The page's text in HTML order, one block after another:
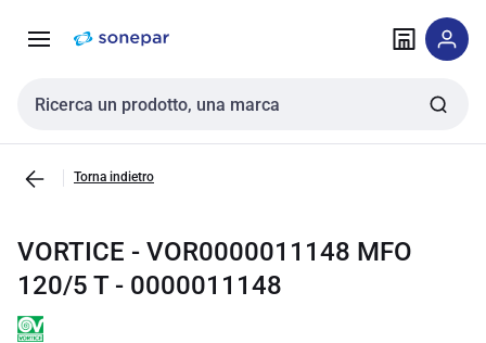
navigazione alla
Cerca input
Torna indietro
VORTICE - VOR0000011148 MFO
120/5 T - 0000011148